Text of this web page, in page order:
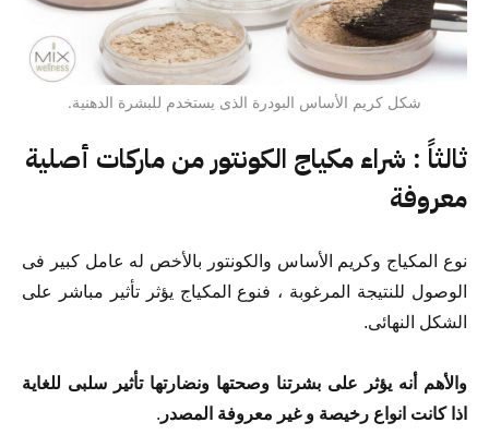
شكل كريم الأساس البودرة الذى يستخدم للبشرة الدهنية.
ثالثاً : شراء مكياج الكونتور من ماركات أصلية
معروفة
نوع المكياج وكريم الأساس والكونتور بالأخص له عامل كبير فى
الوصول للنتيجة المرغوبة ، فنوع المكياج يؤثر تأثير مباشر على
الشكل النهائى.
والأهم أنه يؤثر على بشرتنا وصحتها ونضارتها تأثير سلبى للغاية
اذا كانت انواع رخيصة و غير معروفة المصدر .